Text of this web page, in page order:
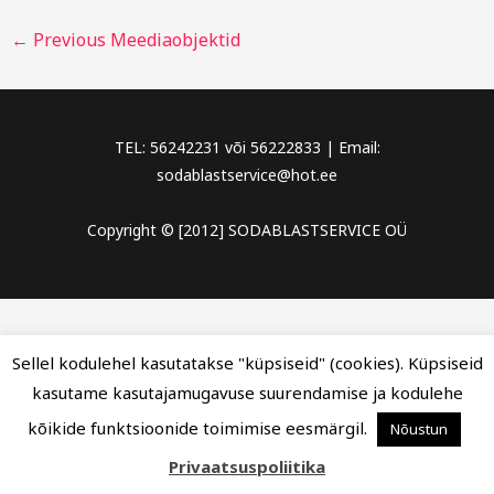
← Previous Meediaobjektid
TEL: 56242231 või 56222833 | Email:
sodablastservice@hot.ee
Copyright © [2012] SODABLASTSERVICE OÜ
Sellel kodulehel kasutatakse "küpsiseid" (cookies). Küpsiseid
kasutame kasutajamugavuse suurendamise ja kodulehe
kõikide funktsioonide toimimise eesmärgil.
Nõustun
Privaatsuspoliitika